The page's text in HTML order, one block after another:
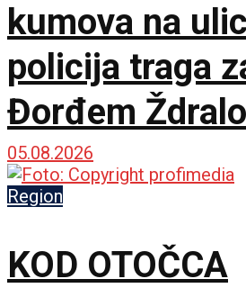
kumova na
policija traga
Đorđem
05.08.2026
Region
KOD OTOČCA